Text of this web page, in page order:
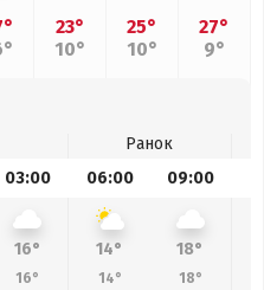
23°
10°
25°
10°
27°
9°
Ранок
03:00 06:00 09:00
16° 14° 18°
16° 14° 18°